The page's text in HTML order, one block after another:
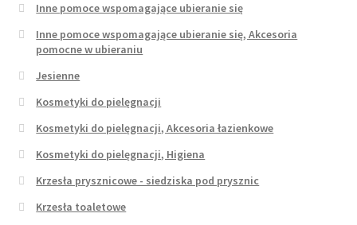
Inne pomoce wspomagające ubieranie się
Inne pomoce wspomagające ubieranie się, Akcesoria
pomocne w ubieraniu
Jesienne
Kosmetyki do pielęgnacji
Kosmetyki do pielęgnacji, Akcesoria łazienkowe
Kosmetyki do pielęgnacji, Higiena
Krzesła prysznicowe - siedziska pod prysznic
Krzesła toaletowe